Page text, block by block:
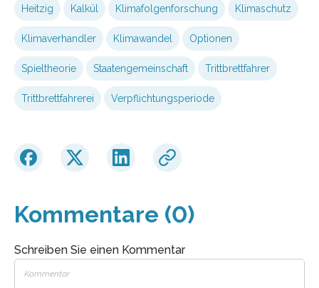
Heitzig Kalkül Klimafolgenforschung Klimaschutz
Klimaverhandler Klimawandel Optionen
Spieltheorie Staatengemeinschaft Trittbrettfahrer
Trittbrettfahrerei Verpflichtungsperiode
Kommentare (0)
Schreiben Sie einen Kommentar